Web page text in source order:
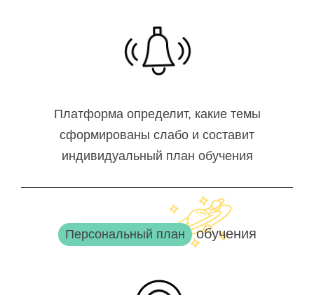
Платформа определит, какие темы
сформированы слабо и составит
индивидуальный план обучения
Персональный план обучения